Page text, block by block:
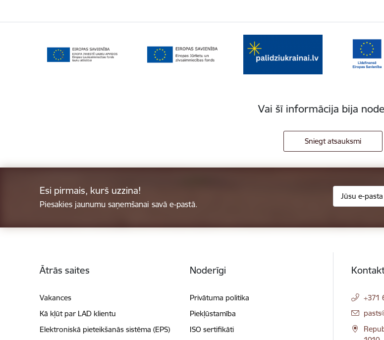
Vai šī informācija bija
Sniegt atsauksmi
Esi pirmais, kurš uzzina!
Piesakies jaunumu saņemšanai savā e-pastā.
Ātrās saites
Vakances
Kā kļūt par LAD klientu
Elektroniskā pieteikšanās sistēma (EPS)
Noderīgi
Privātuma politika
Piekļūstamība
ISO sertifikāti
+371
E-